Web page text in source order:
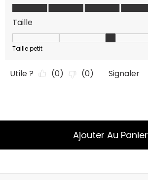
Ajouter Au Panier